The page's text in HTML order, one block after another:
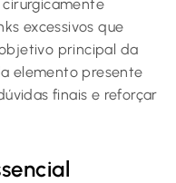
excessivos que
principal da
elemento presente
finais e reforçar